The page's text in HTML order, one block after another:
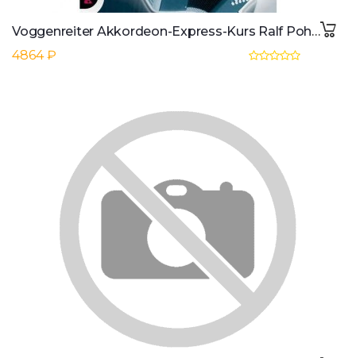
Voggenreiter Akkordeon-Express-Kurs Ralf Pohlmeier,inkl. CD
4864 ₽